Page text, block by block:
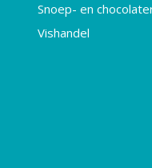
Snoep- en
Vishandel